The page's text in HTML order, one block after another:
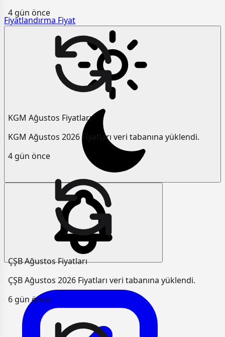
Fiyatlandırma Fiyat
4 gün önce
KGM Ağustos Fiyatları
KGM Ağustos 2026 Fiyatları veri tabanına yüklendi.
4 gün önce
ÇŞB Ağustos Fiyatları
ÇŞB Ağustos 2026 Fiyatları veri tabanına yüklendi.
6 gün önce